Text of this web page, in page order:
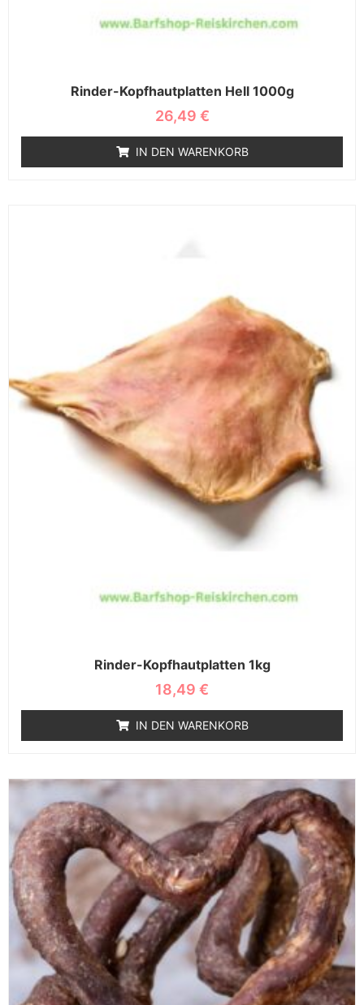
Rinder-Kopfhautplatten Hell 1000g
26,49 €
IN DEN WARENKORB
Rinder-Kopfhautplatten 1kg
18,49 €
IN DEN WARENKORB